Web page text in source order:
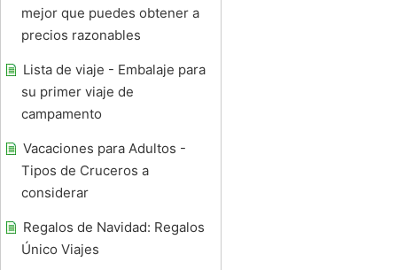
mejor que puedes obtener a
precios razonables
Lista de viaje - Embalaje para
su primer viaje de
campamento
Vacaciones para Adultos -
Tipos de Cruceros a
considerar
Regalos de Navidad: Regalos
Único Viajes